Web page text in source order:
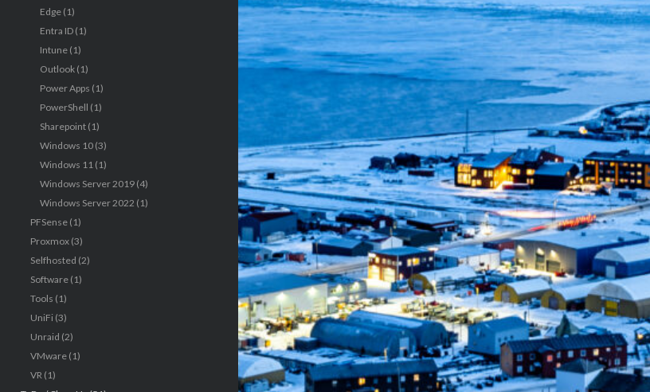
Edge(1)
Entra ID(1)
Intune(1)
Outlook(1)
Power Apps (1)
PowerShell (1)
Sharepoint(1)
Windows 10(3)
Windows 11(1)
Windows Server 2019(4)
Windows Server 2022 (1)
PFSense(1)
Proxmox(3)
Selfhosted (2)
Software(1)
Tools (1)
UniFi (3)
Unraid (2)
VMware(1)
VR(1)